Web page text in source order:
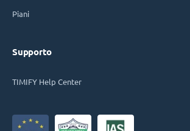
Piani
Supporto
TIMIFY Help Center